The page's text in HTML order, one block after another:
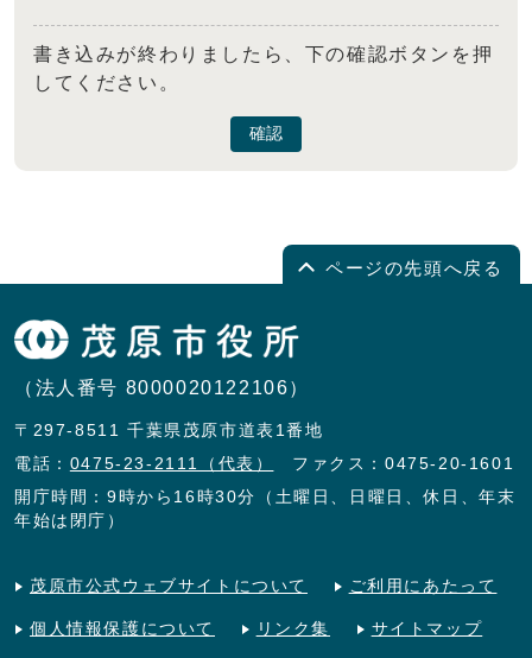
書き込みが終わりましたら、下の確認ボタンを押
してください。
確認
ページの先頭へ戻る
（法人番号 8000020122106）
〒297-8511 千葉県茂原市道表1番地
電話： 0475-23-2111（代表）
ファクス：0475-20-1601
開庁時間：9時から16時30分（土曜日、日曜日、休日、年末
年始は閉庁）
茂原市公式ウェブサイトについて ご利用にあたって
個人情報保護について リンク集 サイトマップ